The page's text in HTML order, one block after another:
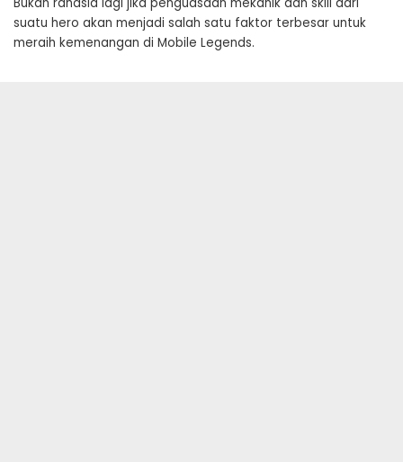
suatu hero akan menjadi salah satu faktor terbesar untuk
meraih kemenangan di Mobile Legends.